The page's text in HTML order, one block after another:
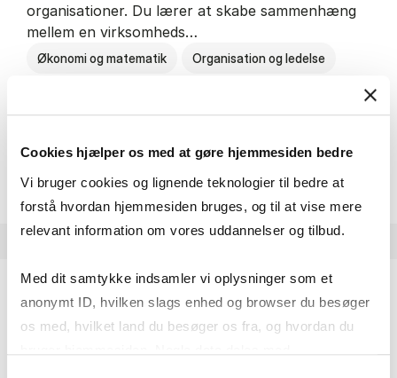
Cookies hjælper os med at gøre hjemmesiden bedre
Vi bruger cookies og lignende teknologier til bedre at
forstå hvordan hjemmesiden bruges, og til at vise mere
relevant information om vores uddannelser og tilbud.
Med dit samtykke indsamler vi oplysninger som et
anonymt ID, hvilken slags enhed og browser du besøger
os med, hvilket land du besøger os fra, og hvordan du
organisationer. Du lærer at skabe sammenhæng
mellem en virksomheds…
Økonomi og matematik Organisation og ledelse
HA(kom.) - erhvervs­økonomi
HA(psyk.) - erhvervs­økonomi og psy­ko­lo­gi